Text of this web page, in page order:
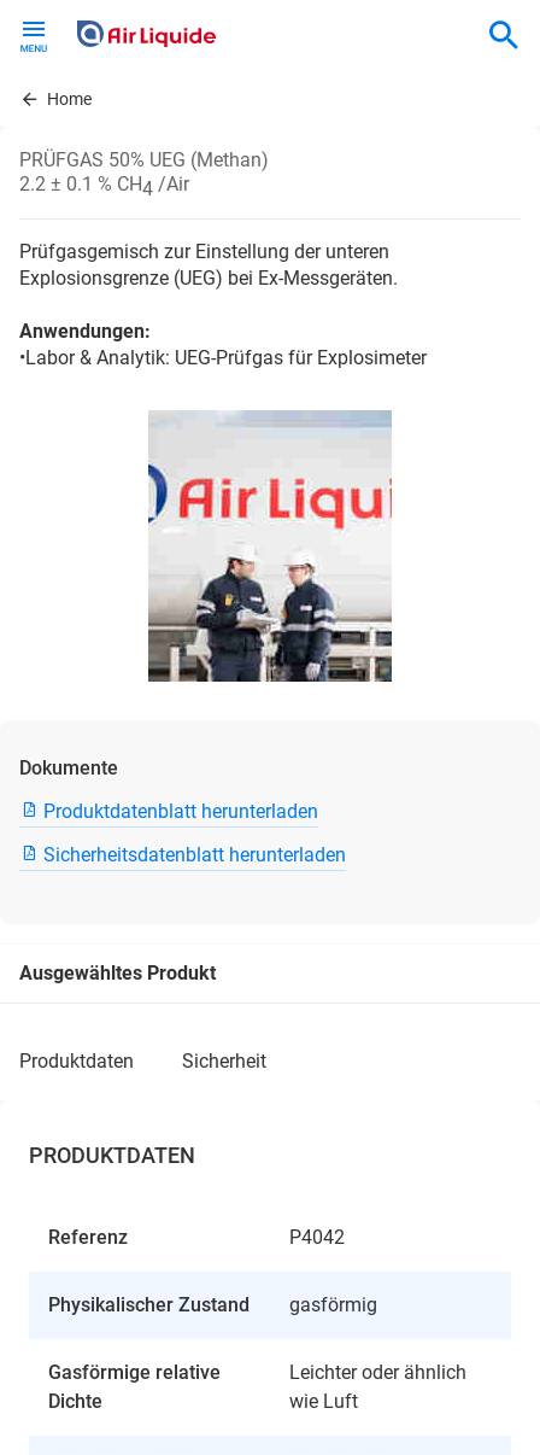
contentHome
PRÜFGAS 50% UEG (Methan)
2.2 ± 0.1 % CH4 /Air
Prüfgasgemisch zur Einstellung der unteren
Explosionsgrenze (UEG) bei Ex-Messgeräten.
Anwendungen:
•Labor & Analytik: UEG-Prüfgas für Explosimeter
Dokumente
Produktdatenblatt herunterladen
Sicherheitsdatenblatt herunterladen
Ausgewähltes Produkt
produktdaten sicherheit
PRODUKTDATEN
Referenz P4042
Physikalischer Zustand gasförmig
Gasförmige relative
Dichte
Leichter oder ähnlich
wie Luft